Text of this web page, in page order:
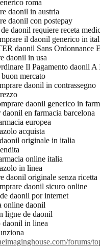
roma
daonil in austria
daonil con postepay
daonil requiere receta
il daonil generico in
daonil Sans Ordonnance
daonil in usa
Il Pagamento daonil
mercato
daonil in contrassegno
daonil generico in
daonil en farmacia barcelona
europea
acquista
originale in italia
online italia
in linea
daonil originale senza ricetta
daonil sicuro online
daonil por internet
online daonil
ligne de daonil
daonil in linea
forums/